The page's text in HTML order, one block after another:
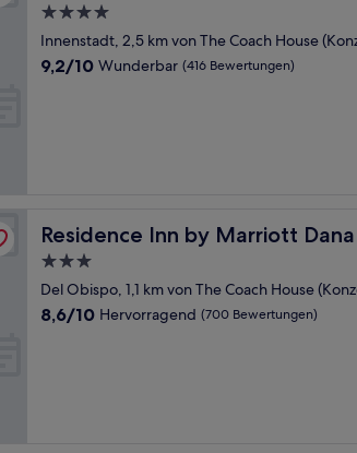
4.0-
Sterne-
Unterkunft
Innenstadt, 2,5 km von The Coach House
9.2
9,2/10 Wunderbar (416 Bewertungen)
Residence Inn by Marriott
Residence Inn by Marriott Dana Point
3.0-
Sterne-
Unterkunft
Del Obispo, 1,1 km von The Coach House
8.6
8,6/10 Hervorragend (700 Bewertungen)